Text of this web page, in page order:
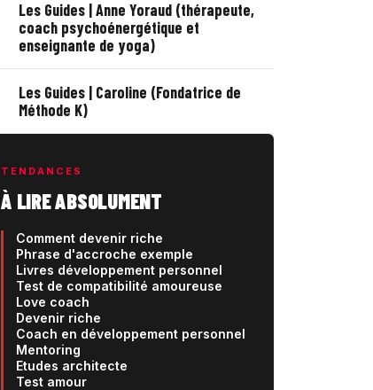
Les Guides | Anne Yoraud (thérapeute,
coach psychoénergétique et
enseignante de yoga)
Les Guides | Caroline (Fondatrice de
Méthode K)
TENDANCES
À LIRE ABSOLUMENT
Comment devenir riche
Phrase d'accroche exemple
Livres développement personnel
Test de compatibilité amoureuse
Love coach
Devenir riche
Coach en développement personnel
Mentoring
Etudes architecte
Test amour